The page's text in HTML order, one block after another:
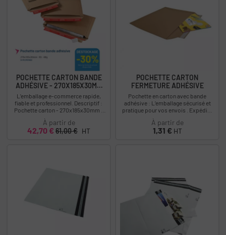
POCHETTE CARTON BANDE
ADHÉSIVE - 270X185X30MM
-...
L’emballage e-commerce rapide,
fiable et professionnel. Descriptif :
Pochette carton - 270x185x30mm -
À partir de
Prix
42,70 € Prix
61,00 € HT
POCHETTE CARTON
FERMETURE ADHÉSIVE
Pochette en carton avec bande
adhésive : L’emballage sécurisé et
pratique pour vos envois . Expédiez
vos documents, livres et objets plats
en...
À partir de
Prix
1,31 € HT